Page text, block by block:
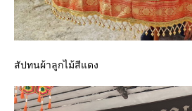
สัปทนผ้าลูกไม้สีแดง